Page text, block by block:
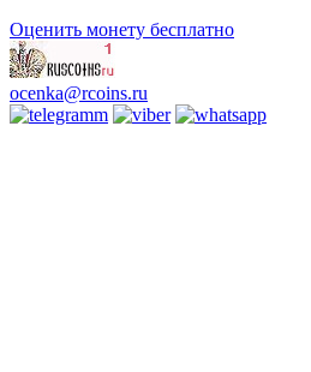
Оценить монету бесплатно
ocenka@rcoins.ru